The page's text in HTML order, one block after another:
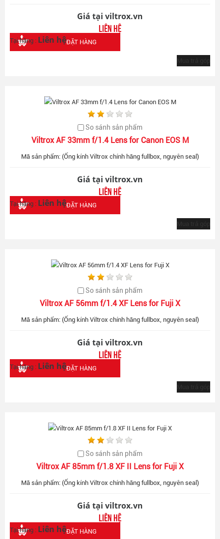
Giá tại viltrox.vn
Liên hệ
Tại hãng : Liên hệĐẶT HÀNG
So sánh sản phẩm
Viltrox AF 33mm f/1.4 Lens for Canon EOS M
Mã sản phẩm: (Ống kính Viltrox chính hãng fullbox, nguyên seal)
Giá tại viltrox.vn
Liên hệ
Tại hãng : Liên hệĐẶT HÀNG
So sánh sản phẩm
Viltrox AF 56mm f/1.4 XF Lens for Fuji X
Mã sản phẩm: (Ống kính Viltrox chính hãng fullbox, nguyên seal)
Giá tại viltrox.vn
Liên hệ
Tại hãng : Liên hệĐẶT HÀNG
So sánh sản phẩm
Viltrox AF 85mm f/1.8 XF II Lens for Fuji X
Mã sản phẩm: (Ống kính Viltrox chính hãng fullbox, nguyên seal)
Giá tại viltrox.vn
Liên hệ
Tại hãng : Liên hệĐẶT HÀNG